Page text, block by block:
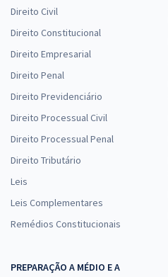
Direito Civil
Direito Constitucional
Direito Empresarial
Direito Penal
Direito Previdenciário
Direito Processual Civil
Direito Processual Penal
Direito Tributário
Leis
Leis Complementares
Remédios Constitucionais
PREPARAÇÃO A MÉDIO E A